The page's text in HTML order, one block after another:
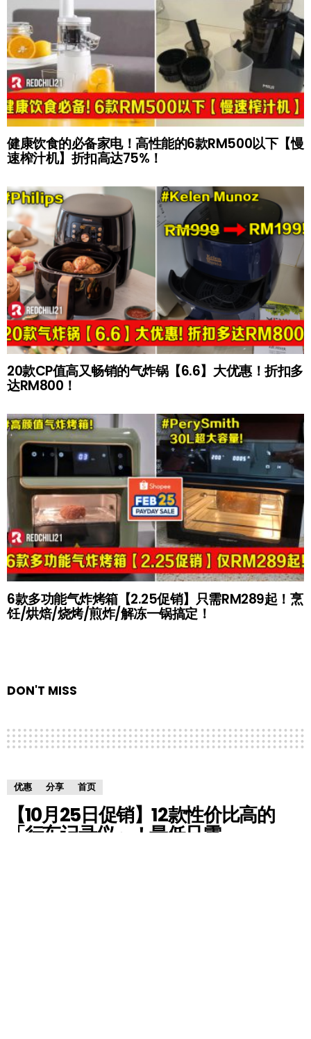
健康饮食的必备家电！高性能的6款RM500以下【慢
速榨汁机】折扣高达75%！
20款CP值高又畅销的气炸锅【6.6】大优惠！折扣多
达RM800！
6款多功能气炸烤箱【2.25促销】只需RM289起！烹
饪/烘焙/烧烤/煎炸/解冻一锅搞定！
DON'T MISS
优惠 分享 首页
【10月25日促销】12款性价比高的
「行车记录仪」！最低只需